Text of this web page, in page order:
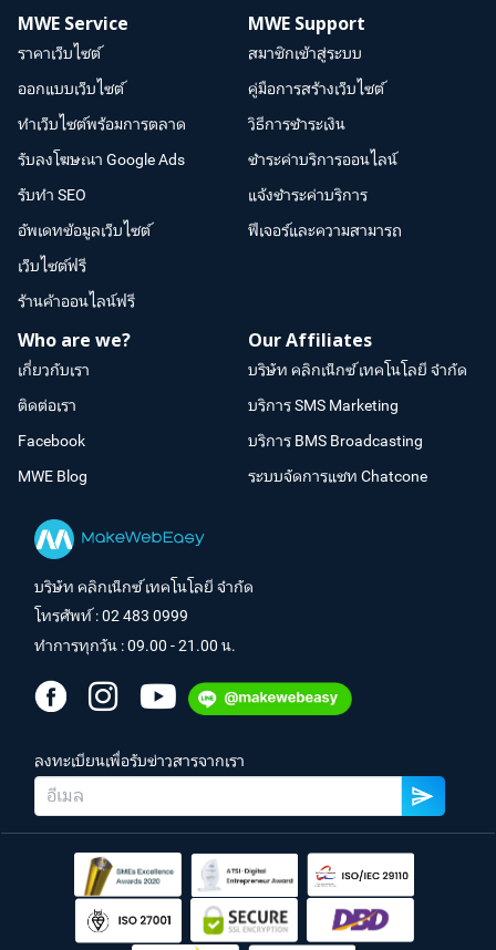
MWE Service
ราคาเว็บไซต์
ออกแบบเว็บไซต์
ทำเว็บไซต์พร้อมการตลาด
รับลงโฆษณา Google Ads
รับทำ SEO
อัพเดทข้อมูลเว็บไซต์
เว็บไซต์ฟรี
ร้านค้าออนไลน์ฟรี
MWE Support
สมาชิกเข้าสู่ระบบ
คู่มือการสร้างเว็บไซต์
วิธีการชำระเงิน
ชำระค่าบริการออนไลน์
แจ้งชำระค่าบริการ
ฟีเจอร์และความสามารถ
Who are we?
เกี่ยวกับเรา
ติดต่อเรา
Facebook
MWE Blog
Our Affiliates
บริษัท คลิกเน็กซ์ เทคโนโลยี จำกัด
บริการ SMS Marketing
บริการ BMS Broadcasting
ระบบจัดการแชท Chatcone
บริษัท คลิกเน็กซ์ เทคโนโลยี จำกัด
โทรศัพท์ :02 483 0999
ทำการทุกวัน : 09.00 - 21.00 น.
ลงทะเบียนเพื่อรับข่าวสารจากเรา